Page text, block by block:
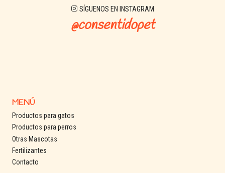
SÍGUENOS EN INSTAGRAM
@consentidopet
MENÚ
Productos para gatos
Productos para perros
Otras Mascotas
Fertilizantes
Contacto